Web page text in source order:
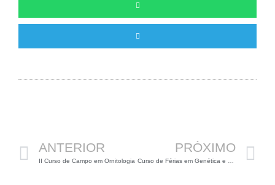
ANTERIOR
II Curso de Campo em Ornitologia
PRÓXIMO